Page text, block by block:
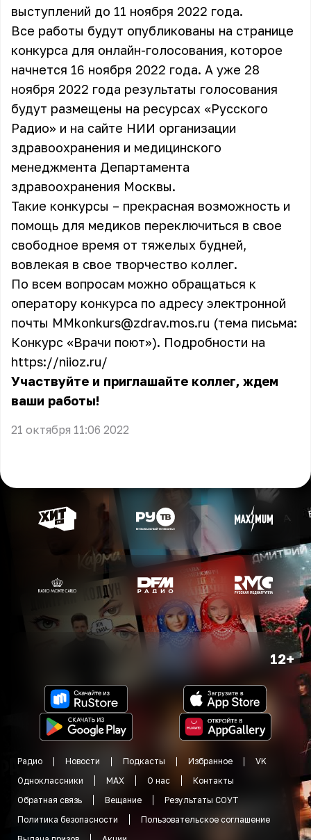
выступлений до 11 ноября 2022 года.
Все работы будут опубликованы на странице
конкурса для онлайн-голосования, которое
начнется 16 ноября 2022 года. А уже 28
ноября 2022 года результаты голосования
будут размещены на ресурсах «Русского
Радио» и на сайте НИИ организации
здравоохранения и медицинского
менеджмента Департамента
здравоохранения Москвы.
Такие конкурсы – прекрасная возможность и
помощь для медиков переключиться в свое
свободное время от тяжелых будней,
вовлекая в свое творчество коллег.
По всем вопросам можно обращаться к
оператору конкурса по адресу электронной
почты MMkonkurs@zdrav.mos.ru (тема письма:
Конкурс «Врачи поют»). Подробности на
https://niioz.ru/
Участвуйте и приглашайте коллег, ждем
ваши работы!
21 октября 11:06 2022
12+
Радио Новости Подкасты Избранное
VK
Одноклассники
MAX О нас
Контакты
Обратная связь
Вещание
Результаты СОУТ
Политика безопасности
Пользовательское соглашение